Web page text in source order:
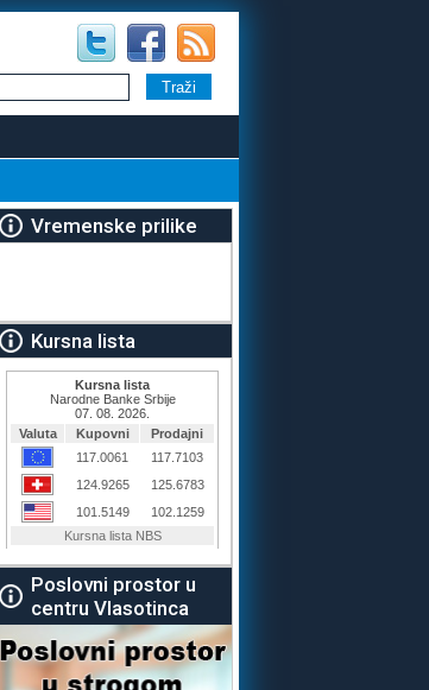
Vremenske prilike
Kursna lista
Poslovni prostor u
centru Vlasotinca